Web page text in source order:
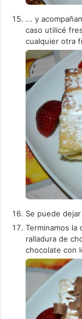
... y
caso utilicé
cualquier otra
Se puede
Terminamos la
ralladura de
chocolate con